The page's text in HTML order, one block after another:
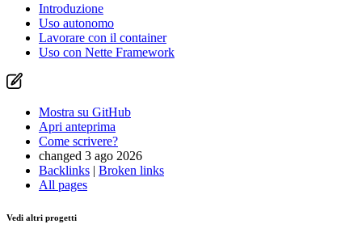
Introduzione
Uso autonomo
Lavorare con il container
Uso con Nette Framework
Mostra su GitHub
Apri anteprima
Come scrivere?
changed 3 ago 2026
Backlinks | Broken links
All pages
Vedi altri progetti